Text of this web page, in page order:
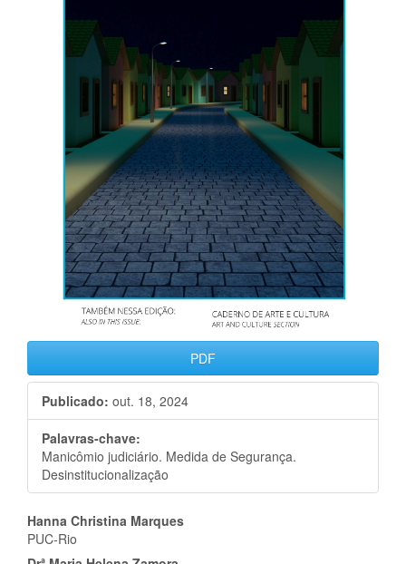
PDF
Publicado: out. 18, 2024
Palavras-chave:
Manicômio judiciário. Medida de Segurança.
Desinstitucionalização
Conteúdo
Hanna Christina Marques
PUC-Rio